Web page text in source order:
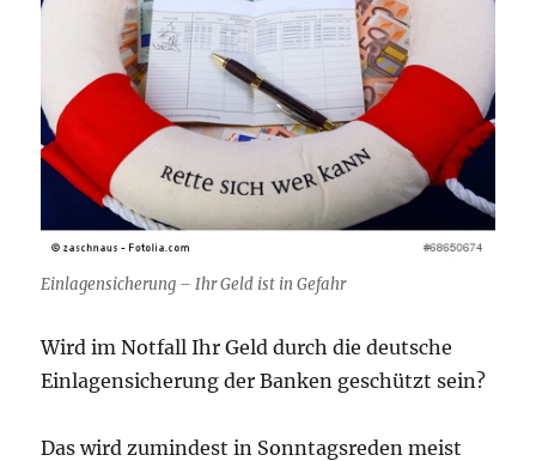
Einlagensicherung – Ihr Geld ist in Gefahr
Wird im Notfall Ihr Geld durch die deutsche
Einlagensicherung der Banken geschützt sein?
Das wird zumindest in Sonntagsreden meist